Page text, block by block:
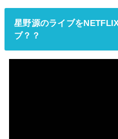
星野源のライブを
ブ？？